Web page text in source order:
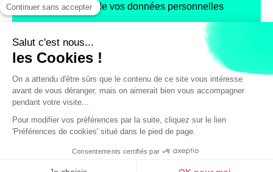
Protection de vos données personnelles
Mentions légales
Conditions générales de vente